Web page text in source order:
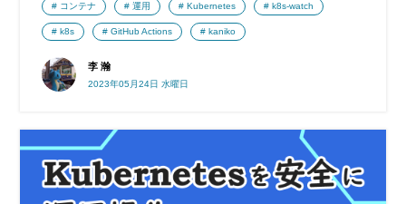
李 瀚
2023年05月24日 水曜日
コンテナ 運用 Kubernetes k8s-watch
k8s GitHub Actions kaniko